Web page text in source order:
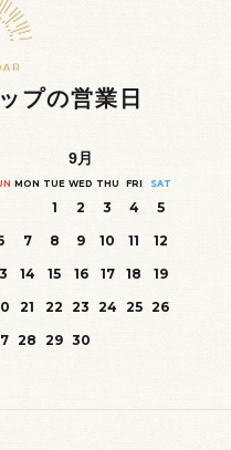
プの営業日
9月
MON TUE WED THU FRI SAT
1 2 3 4
5
7 8 9 10 11
12
14 15 16 17 18
19
21 22 23 24 25 26
28 29 30